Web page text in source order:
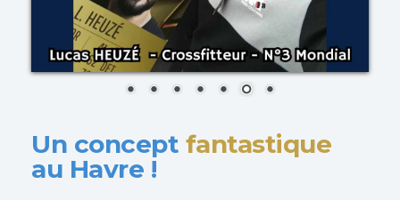
Un concept fantastique
au Havre !